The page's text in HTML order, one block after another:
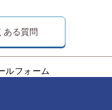
ある質問
ルフォーム